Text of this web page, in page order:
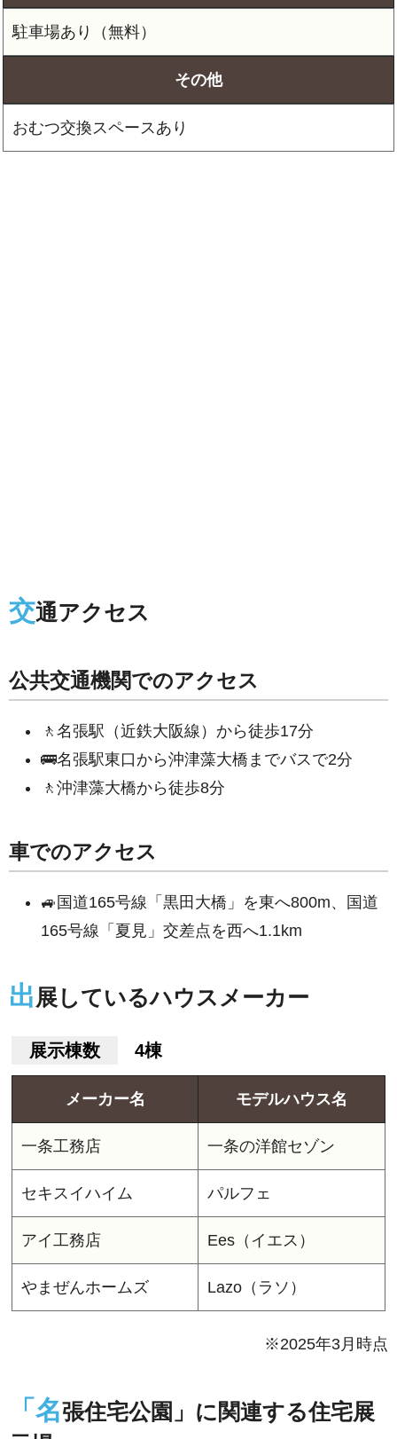
駐車場あり（無料）
その他
おむつ交換スペースあり
交通アクセス
公共交通機関でのアクセス
🚶名張駅（近鉄大阪線）から徒歩17分
🚌名張駅東口から沖津藻大橋までバスで2分
🚶沖津藻大橋から徒歩8分
車でのアクセス
🚙国道165号線「黒田大橋」を東へ800m、国道
165号線「夏見」交差点を西へ1.1km
出展しているハウスメーカー
展示棟数 4棟
メーカー名 モデルハウス名
一条工務店 一条の洋館セゾン
セキスイハイム パルフェ
アイ工務店 Ees（イエス）
やまぜんホームズ Lazo（ラソ）
※2025年3月時点
「名張住宅公園」に関連する住宅展